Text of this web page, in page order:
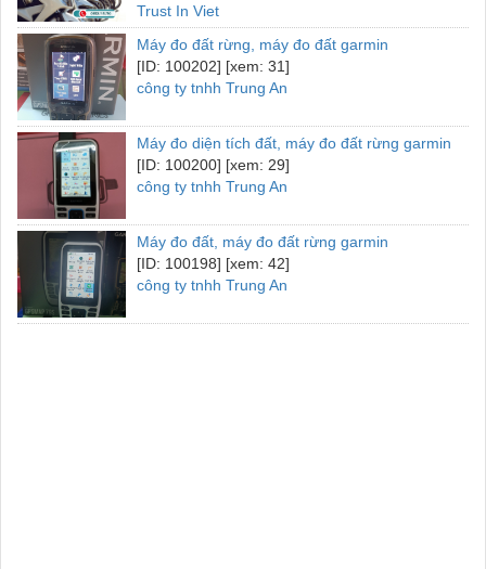
Trust In Viet
Máy đo đất rừng, máy đo đất garmin
[ID: 100202] [xem: 31]
công ty tnhh Trung An
Máy đo diện tích đất, máy đo đất rừng garmin
[ID: 100200] [xem: 29]
công ty tnhh Trung An
Máy đo đất, máy đo đất rừng garmin
[ID: 100198] [xem: 42]
công ty tnhh Trung An